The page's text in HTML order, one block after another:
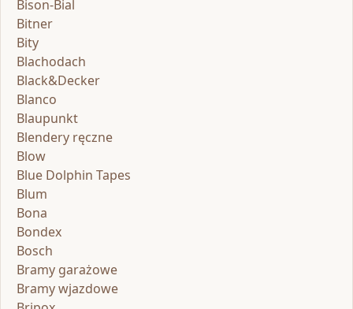
Bison-Bial
Bitner
Bity
Blachodach
Black&Decker
Blanco
Blaupunkt
Blendery ręczne
Blow
Blue Dolphin Tapes
Blum
Bona
Bondex
Bosch
Bramy garażowe
Bramy wjazdowe